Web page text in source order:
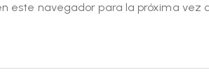
este navegador para la próxima vez